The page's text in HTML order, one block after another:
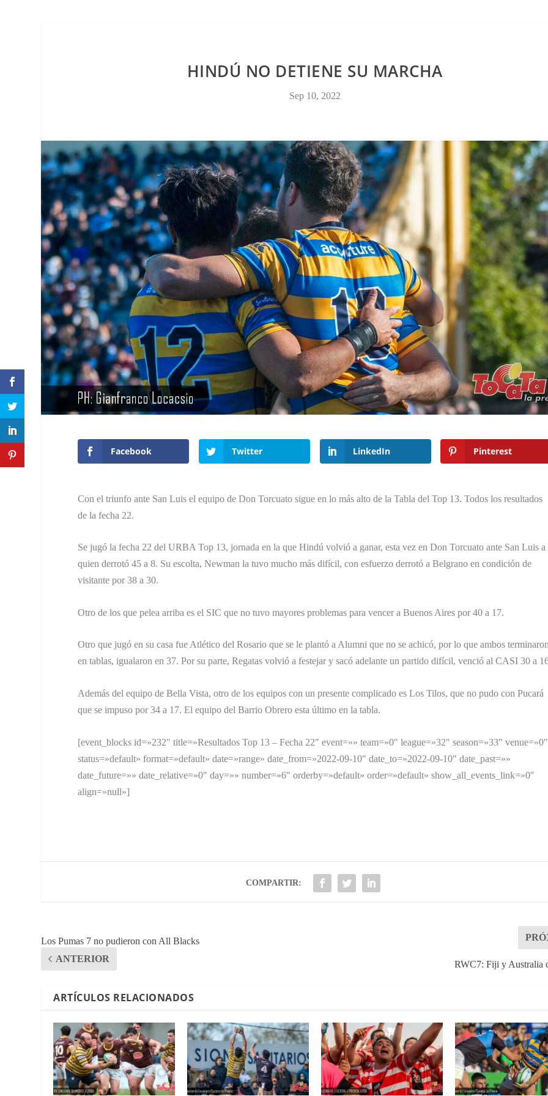
HINDÚ NO DETIENE SU MARCHA
Sep 10, 2022
Facebook Twitter LinkedIn Pinterest
Con el triunfo ante San Luis el equipo de Don Torcuato sigue en lo más alto de la Tabla del Top 13. Todos los resultados
de la fecha 22.
Se jugó la fecha 22 del URBA Top 13, jornada en la que Hindú volvió a ganar, esta vez en Don Torcuato ante San Luis a
quien derrotó 45 a 8. Su escolta, Newman la tuvo mucho más difícil, con esfuerzo derrotó a Belgrano en condición de
visitante por 38 a 30.
Otro de los que pelea arriba es el SIC que no tuvo mayores problemas para vencer a Buenos Aires por 40 a 17.
Otro que jugó en su casa fue Atlético del Rosario que se le plantó a Alumni que no se achicó, por lo que ambos terminaron
en tablas, igualaron en 37. Por su parte, Regatas volvió a festejar y sacó adelante un partido difícil, venció al CASI 30 a
Además del equipo de Bella Vista, otro de los equipos con un presente complicado es Los Tilos, que no pudo con Pucará
que se impuso por 34 a 17. El equipo del Barrio Obrero esta último en la tabla.
[event_blocks id=»232″ title=»Resultados Top 13 – Fecha 22″ event=»» team=»0″ league=»32″ season=»33″ venue=»0″
status=»default» format=»default» date=»range» date_from=»2022-09-10″ date_to=»2022-09-10″ date_past=»»
date_future=»» date_relative=»0″ day=»» number=»6″ orderby=»default» order=»default» show_all_events_link=»0″
align=»null»]
COMPARTIR:
Los Pumas 7 no pudieron con All Blacks
ANTERIOR
RWC7: Fiji y Australia
ARTÍCULOS RELACIONADOS